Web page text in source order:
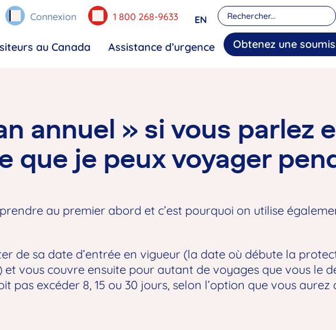
Connexion 1 800 268-9633 EN
au Canada Assistance d’urgence Obtenez une
annuel » si vous parlez
que je peux voyager
au premier abord et c’est pourquoi on utilise
de sa date d’entrée en vigueur (la date où débute la
vous couvre ensuite pour autant de voyages que vous le
excéder 8, 15 ou 30 jours, selon l’option que vous aurez